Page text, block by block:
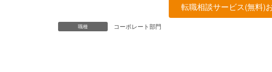
転職相談サービス(無料)
職種 コーポレート部門